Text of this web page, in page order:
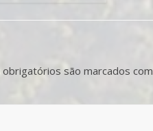
obrigatórios são marcados com